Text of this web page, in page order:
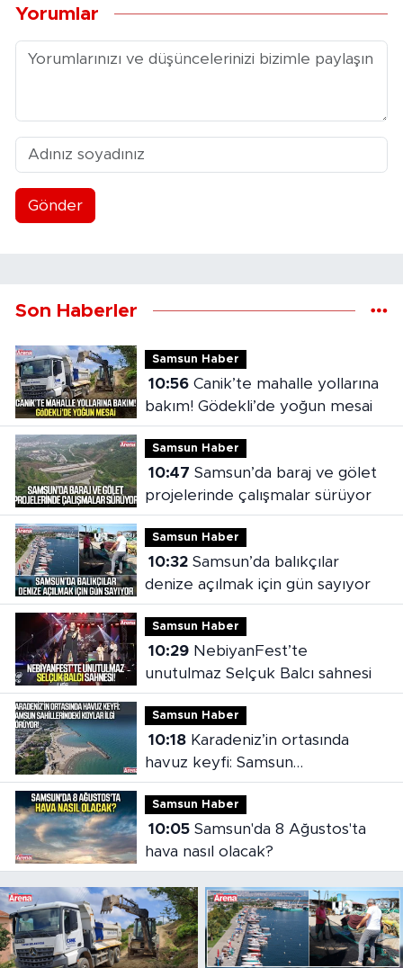
Yorumlar
Gönder
Son Haberler
Samsun Haber
10:56Canik’te mahalle yollarına
bakım! Gödekli’de yoğun mesai
Samsun Haber
10:47
projelerinde çalışmalar sürüyor
Samsun Haber
10:32Samsun’da balıkçılar
denize açılmak için gün sayıyor
Samsun Haber
10:29NebiyanFest’te
unutulmaz Selçuk Balcı sahnesi
Samsun Haber
10:18Karadeniz’in ortasında
havuz keyfi: Samsun
sahillerindeki koylar ilgi görüyor
Samsun Haber
10:05Samsun'da 8 Ağustos'ta
hava nasıl olacak?